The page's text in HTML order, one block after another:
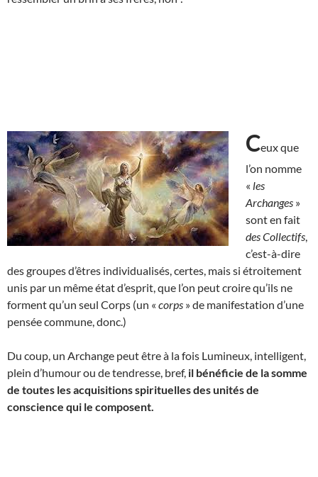
Ceux que
l’on nomme
« les
Archanges »
sont en fait
des Collectifs
c’est-à-dire
des groupes d’êtres individualisés, certes, mais si étroitement
unis par un même état d’esprit, que l’on peut croire qu’ils ne
forment qu’un seul Corps (un « corps » de manifestation d’une
pensée commune, donc.)
Du coup, un Archange peut être à la fois Lumineux, intelligent,
plein d’humour ou de tendresse, bref, il bénéficie de la somme
de toutes les acquisitions spirituelles des unités de
conscience qui le composent.